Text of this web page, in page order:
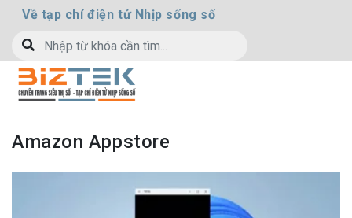
Về tạp chí điện tử Nhịp sống số
Amazon Appstore